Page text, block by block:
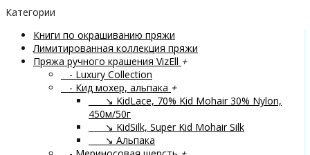
Категории
Книги по окрашиванию пряжи
Лимитированная коллекция пряжи
Пряжа ручного крашения VizEll +
- Luxury Collection
- Кид мохер, альпака +
↘ KidLace, 70% Kid Mohair 30% Nylon,
450м/50г
↘ KidSilk, Super Kid Mohair Silk
↘ Альпака